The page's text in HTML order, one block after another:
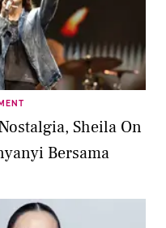
Sheila On
Bersama